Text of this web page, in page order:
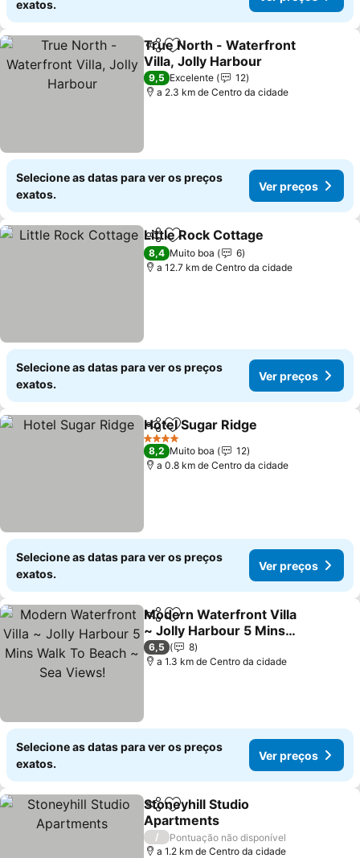
exatos.
PartilharAdicionar aos favoritos
True North - Waterfront
Villa, Jolly Harbour
Ver preços
9,5 Excelente
12
a 2.3 km de Centro da cidade
Selecione as datas para ver os preços
exatos.
Ver preços
PartilharAdicionar aos favoritos
Little Rock Cottage
8,4 Muito boa
6
a 12.7 km de Centro da cidade
Selecione as datas para ver os preços
exatos.
Ver preços
PartilharAdicionar aos favoritos
Hotel Sugar Ridge
4 Estrelas
8,2 Muito boa
12
a 0.8 km de Centro da cidade
Selecione as datas para ver os preços
exatos.
Ver preços
PartilharAdicionar aos favoritos
Modern Waterfront Villa
~ Jolly Harbour 5 Mins
Walk To Beach ~ Sea
Views!
Ver preços
6,5
8
a 1.3 km de Centro da cidade
Selecione as datas para ver os preços
exatos.
Ver preços
PartilharAdicionar aos favoritos
Stoneyhill Studio
Apartments
Ver preços
/
Pontuação não disponível
a 1.2 km de Centro da cidade